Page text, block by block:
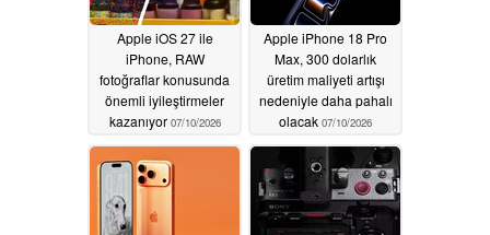
Apple iOS 27 ile
iPhone, RAW
fotoğraflar konusunda
önemli iyileştirmeler
kazanıyor 07/10/2026
Apple iPhone 18 Pro
Max, 300 dolarlık
üretim maliyeti artışı
nedeniyle daha pahalı
olacak 07/10/2026